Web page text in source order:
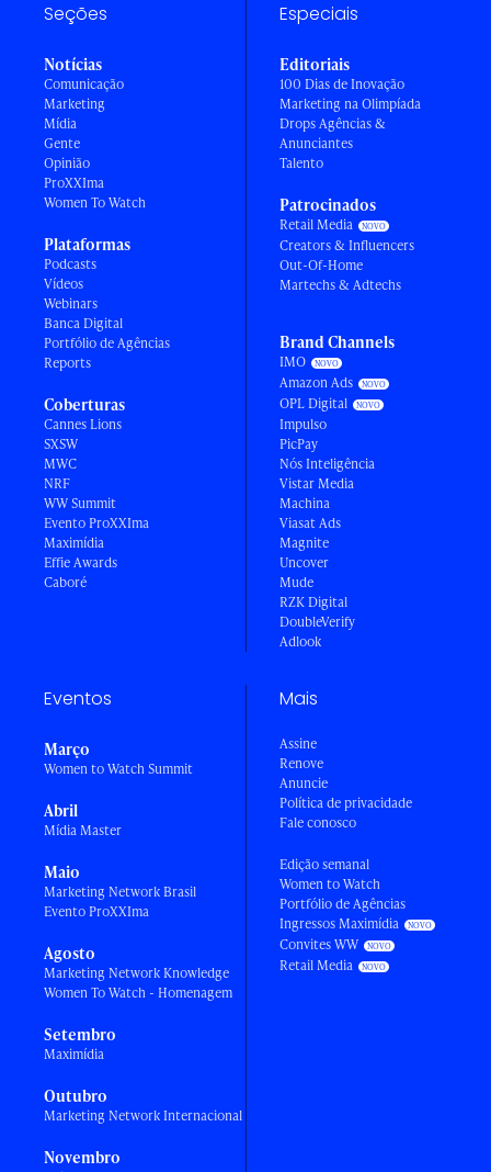
Seções
Notícias
Comunicação
Marketing
Mídia
Gente
Opinião
ProXXIma
Women To Watch
Plataformas
Podcasts
Vídeos
Webinars
Banca Digital
Portfólio de Agências
Reports
Coberturas
Cannes Lions
SXSW
MWC
NRF
WW Summit
Evento ProXXIma
Maximídia
Effie Awards
Caboré
Especiais
Editoriais
100 Dias de Inovação
Marketing na Olimpíada
Drops Agências &
Anunciantes
Talento
Patrocinados
Retail Media
Creators & Influencers
Out-Of-Home
Martechs & Adtechs
Brand Channels
IMO
Amazon Ads
OPL Digital
Impulso
PicPay
Nós Inteligência
Vistar Media
Machina
Viasat Ads
Magnite
Uncover
Mude
RZK Digital
DoubleVerify
Adlook
Eventos
Março
Women to Watch Summit
Abril
Mídia Master
Maio
Marketing Network Brasil
Evento ProXXIma
Agosto
Marketing Network Knowledge
Women To Watch - Homenagem
Setembro
Maximídia
Outubro
Marketing Network Internacional
Novembro
Mais
Assine
Renove
Anuncie
Política de privacidade
Fale conosco
Edição semanal
Women to Watch
Portfólio de Agências
Ingressos Maximídia
Convites WW
Retail Media